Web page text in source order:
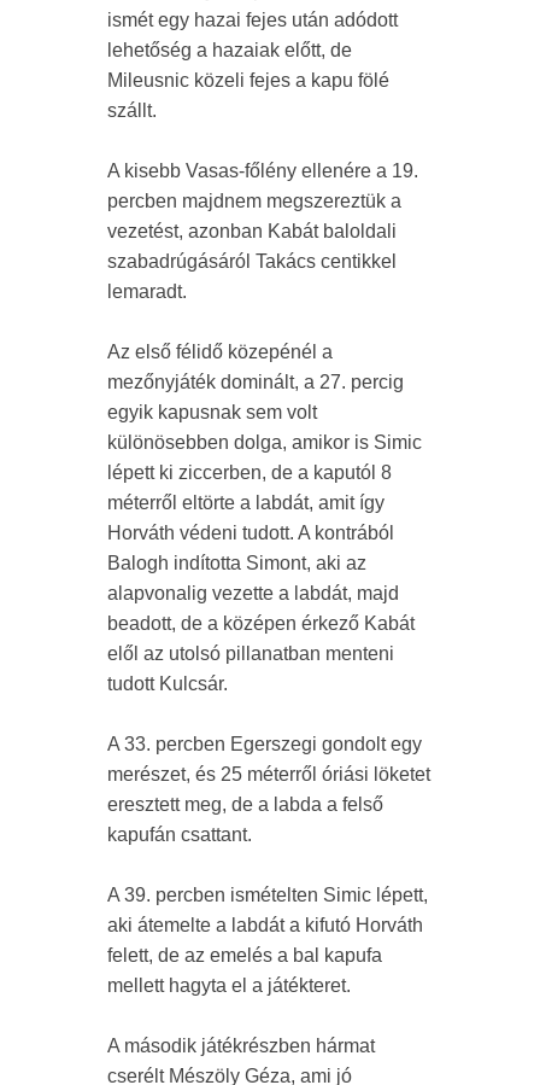
ismét egy hazai fejes után adódott
lehetőség a hazaiak előtt, de
Mileusnic közeli fejes a kapu fölé
szállt.
A kisebb Vasas-főlény ellenére a 19.
percben majdnem megszereztük a
vezetést, azonban Kabát baloldali
szabadrúgásáról Takács centikkel
lemaradt.
Az első félidő közepénél a
mezőnyjáték dominált, a 27. percig
egyik kapusnak sem volt
különösebben dolga, amikor is Simic
lépett ki ziccerben, de a kaputól 8
méterről eltörte a labdát, amit így
Horváth védeni tudott. A kontrából
Balogh indította Simont, aki az
alapvonalig vezette a labdát, majd
beadott, de a középen érkező Kabát
elől az utolsó pillanatban menteni
tudott Kulcsár.
A 33. percben Egerszegi gondolt egy
merészet, és 25 méterről óriási löketet
eresztett meg, de a labda a felső
kapufán csattant.
A 39. percben ismételten Simic lépett,
aki átemelte a labdát a kifutó Horváth
felett, de az emelés a bal kapufa
mellett hagyta el a játékteret.
A második játékrészben hármat
cserélt Mészöly Géza, ami jó